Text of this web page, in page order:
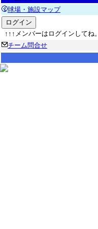
球場・施設マップ
↑↑↑メンバーはログインしてね。
チーム問合せ